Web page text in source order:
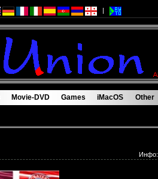
Movie-DVD
Games
iMacOS
Other
Инфо: